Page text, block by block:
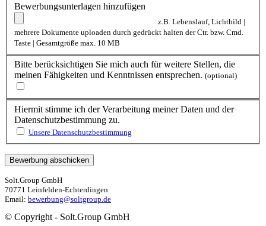
Bewerbungsunterlagen hinzufügen
z.B. Lebenslauf, Lichtbild |
mehrere Dokumente uploaden durch gedrückt halten der Ctr. bzw. Cmd.
Taste | Gesamtgröße max. 10 MB
Bitte berücksichtigen Sie mich auch für weitere Stellen, die
meinen Fähigkeiten und Kenntnissen entsprechen. (optional)
Hiermit stimme ich der Verarbeitung meiner Daten und der
Datenschutzbestimmung zu.
Unsere Datenschutzbestimmung
Solt.Group GmbH
70771 Leinfelden-Echterdingen
Email: bewerbung@soltgroup.de
© Copyright - Solt.Group GmbH